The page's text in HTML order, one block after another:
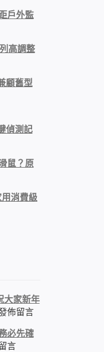
戶外監
高調整
顧舊型
偵測記
鼠？原
消費級
大家新年
佈留言
必先確
言